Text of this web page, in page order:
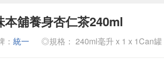
本舖養身杏仁茶240ml
統一 ◎規格： 240ml毫升 x 1 x 1Can罐